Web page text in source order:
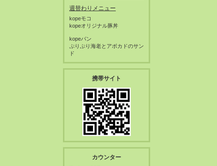
週替わりメニュー
kopeモコ
kopeオリジナル豚丼
kopeパン
ぷりぷり海老とアボカドのサン
ド
携帯サイト
カウンター